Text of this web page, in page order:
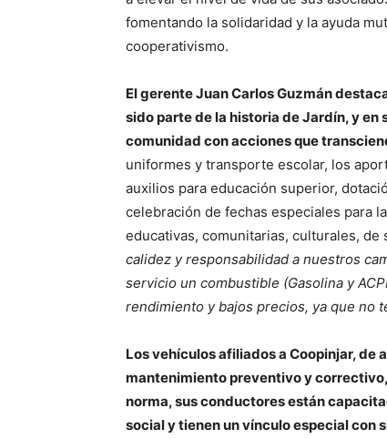
fomentando la solidaridad y la ayuda
cooperativismo.
El gerente Juan Carlos Guzmán
sido parte de la historia de Jardín, y en
comunidad con acciones que
uniformes y transporte escolar, los
auxilios para educación superior,
celebración de fechas especiales para
educativas, comunitarias, culturales, de
calidez y responsabilidad a nuestros
servicio un combustible (Gasolina y
rendimiento y bajos precios, ya que no
Los vehículos afiliados a Coopinjar, de
mantenimiento preventivo y
norma, sus conductores están
social y tienen un vínculo especial con